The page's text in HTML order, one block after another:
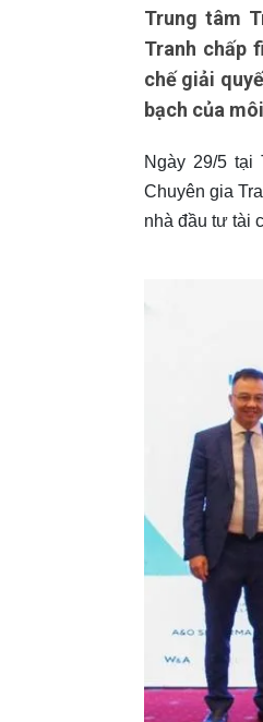
Trung tâm
Tranh chấp
chế giải
bạch của
Ngày 29/5 tại
Chuyên gia
nhà đầu tư tài